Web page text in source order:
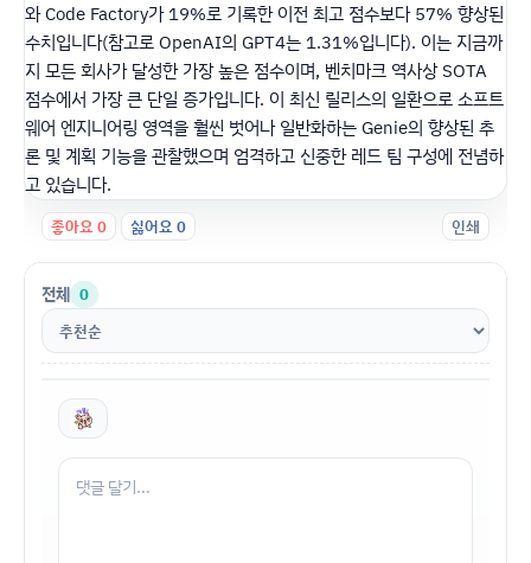
와 Code Factory가 19%로 기록한 이전 최고 점수보다 57% 향상된
수치입니다(참고로 OpenAI의 GPT4는 1.31%입니다). 이는 지금까
지 모든 회사가 달성한 가장 높은 점수이며, 벤치마크 역사상 SOTA
점수에서 가장 큰 단일 증가입니다. 이 최신 릴리스의 일환으로 소프트
웨어 엔지니어링 영역을 훨씬 벗어나 일반화하는 Genie의 향상된 추
론 및 계획 기능을 관찰했으며 엄격하고 신중한 레드 팀 구성에 전념하
고 있습니다.
좋아요0 싫어요0 인쇄
전체 0